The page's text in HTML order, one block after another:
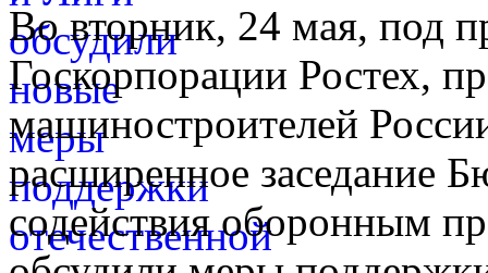
Во вторник, 24 мая, под
Госкорпорации Ростех,
машиностроителей
расширенное
содействия оборонным